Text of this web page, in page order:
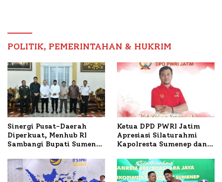
POLITIK, PEMERINTAHAN & HUKRIM
Sinergi Pusat-Daerah
Diperkuat, Menhub RI
Sambangi Bupati Sumenep
Mutiara Sentosa II
Ketua DPD PWRI Jatim
Apresiasi Silaturahmi
Kapolresta Sumenep dan
Ideal Polri-Pers